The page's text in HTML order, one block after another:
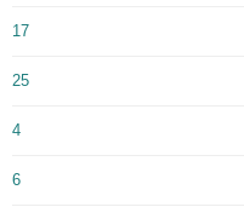
17
25
4
6